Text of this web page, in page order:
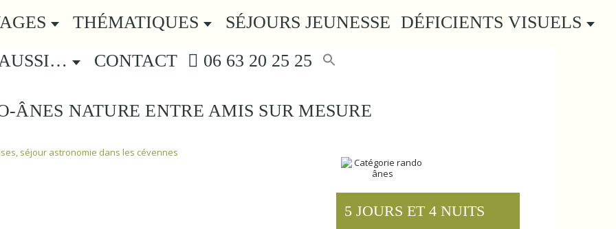
THÉMATIQUES SÉJOURS JEUNESSE DÉFICIENTS VISUELS
CONTACT 06 63 20 25 25
ÂNES NATURE ENTRE AMIS SUR MESURE
5 JOURS ET 4 NUITS